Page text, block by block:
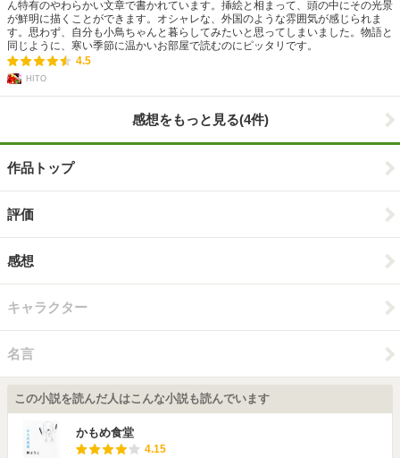
ん特有のやわらかい文章で書かれています。挿絵と相まって、頭の中にその光景
が鮮明に描くことができます。オシャレな、外国のような雰囲気が感じられま
す。思わず、自分も小鳥ちゃんと暮らしてみたいと思ってしまいました。物語と
同じように、寒い季節に温かいお部屋で読むのにピッタリです。
4.5
HITO
感想をもっと見る(4件)
作品トップ
評価
感想
キャラクター
名言
この小説を読んだ人はこんな小説も読んでいます
かもめ食堂
4.15